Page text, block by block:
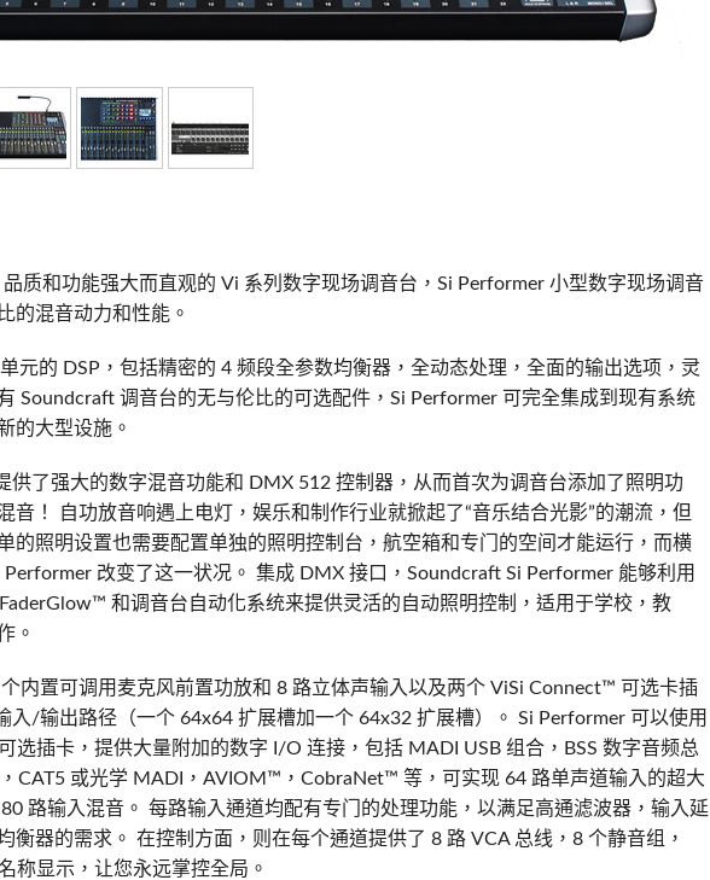
Audio Calc Toolkit
UI 24 Software Demo (Phone)
质和功能强大而直观的 Vi 系列数字现场调音台，Si Performer 小型数字现场调音
的混音动力和性能。
元的 DSP，包括精密的 4 频段全参数均衡器，全动态处理，全面的输出选项，灵
Soundcraft 调音台的无与伦比的可选配件，Si Performer 可完全集成到现有系统
的大型设施。
供了强大的数字混音功能和 DMX 512 控制器，从而首次为调音台添加了照明功
音！ 自功放音响遇上电灯，娱乐和制作行业就掀起了“音乐结合光影”的潮流，但
的照明设置也需要配置单独的照明控制台，航空箱和专门的空间才能运行，而横
改变了这一状况。 集成 DMX 接口，Soundcraft Si Performer 能够利用
和调音台自动化系统来提供灵活的自动照明控制，适用于学校，教
。
内置可调用麦克风前置功放和 8 路立体声输入以及两个 ViSi Connect™ 可选卡插
入/输出路径（一个 64x64 扩展槽加一个 64x32 扩展槽）。 Si Performer 可以使用
选插卡，提供大量附加的数字 I/O 连接，包括 MADI USB 组合，BSS 数字音频总
CAT5 或光学 MADI，AVIOM™，CobraNet™ 等，可实现 64 路单声道输入的超大
路输入混音。 每路输入通道均配有专门的处理功能，以满足高通滤波器，输入延
衡器的需求。 在控制方面，则在每个通道提供了 8 路 VCA 总线，8 个静音组，
称显示，让您永远掌控全局。